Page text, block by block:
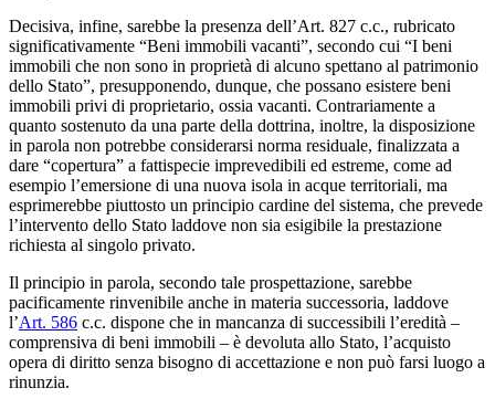
Decisiva, infine, sarebbe la presenza dell’Art. 827 c.c., rubricato
significativamente “Beni immobili vacanti”, secondo cui “I beni
immobili che non sono in proprietà di alcuno spettano al patrimonio
dello Stato”, presupponendo, dunque, che possano esistere beni
immobili privi di proprietario, ossia vacanti. Contrariamente a
quanto sostenuto da una parte della dottrina, inoltre, la disposizione
in parola non potrebbe considerarsi norma residuale, finalizzata a
dare “copertura” a fattispecie imprevedibili ed estreme, come ad
esempio l’emersione di una nuova isola in acque territoriali, ma
esprimerebbe piuttosto un principio cardine del sistema, che prevede
l’intervento dello Stato laddove non sia esigibile la prestazione
richiesta al singolo privato.
Il principio in parola, secondo tale prospettazione, sarebbe
pacificamente rinvenibile anche in materia successoria, laddove
l’Art. 586 c.c. dispone che in mancanza di successibili l’eredità –
comprensiva di beni immobili – è devoluta allo Stato, l’acquisto
opera di diritto senza bisogno di accettazione e non può farsi luogo a
rinunzia.